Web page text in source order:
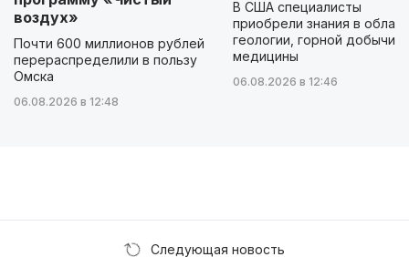
воздух»
Почти 600 миллионов рублей
перераспределили в пользу
Омска
06.08.2026 в 12:48
В США специалисты
приобрели знания в
геологии, горной добычи и
медицины
06.08.2026 в 12:46
Следующая новость